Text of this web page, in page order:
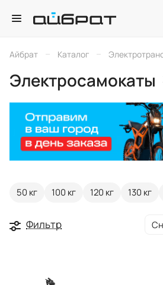
Айбрат – Каталог –
Электросамокаты
50 кг 100 кг 120 кг 130 кг
Фильтр